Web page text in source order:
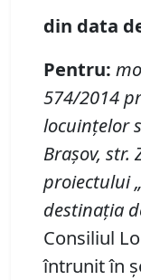
din data
Pentru:
574/2014
locuinţelor
Braşov, str.
proiectului
destinaţia
Consiliul
întrunit în